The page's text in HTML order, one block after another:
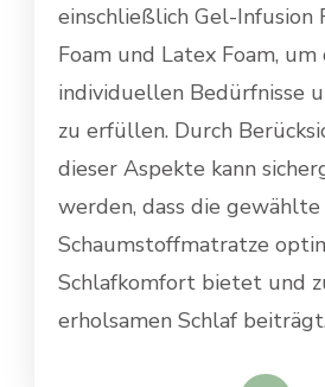
einschließlich Gel-Infusion
Foam und Latex Foam, um
individuellen Bedürfnisse
zu erfüllen. Durch
dieser Aspekte kann
werden, dass die gewählte
Schaumstoffmatratze
Schlafkomfort bietet und
erholsamen Schlaf